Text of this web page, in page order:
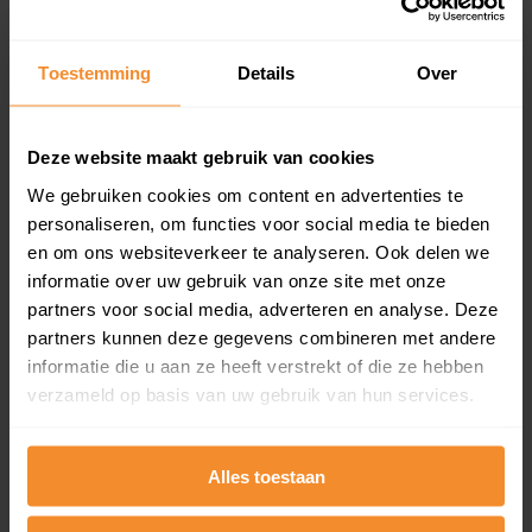
Toestemming Details Over
Deze website maakt gebruik van cookies
We gebruiken cookies om content en advertenties te
personaliseren, om functies voor social media te bieden
en om ons websiteverkeer te analyseren. Ook delen we
informatie over uw gebruik van onze site met onze
partners voor social media, adverteren en analyse. Deze
partners kunnen deze gegevens combineren met andere
informatie die u aan ze heeft verstrekt of die ze hebben
verzameld op basis van uw gebruik van hun services.
Alles toestaan
Koopsommenoverzicht (1 jaar gratis
Inclusief 1 jaar gratis updates
inclusief een jaar lang gratis updates van nieuwe
koopsommen.
Bekijk product
Direct leverbaar
Kadastrale kaart pakket
Alleen globale ligging perceel